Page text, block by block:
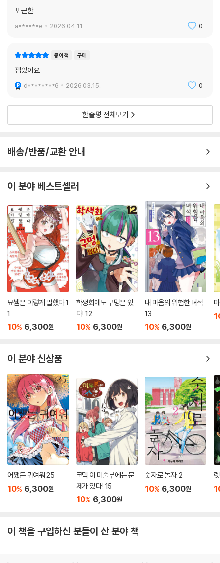
포근한.
a******e 2026.04.11. 0
종이책 구매
잼있어요
d********6 2026.03.15. 0
한줄평 전체보기
배송/반품/교환 안내
이 분야 베스트셀러
묘쌤은 이렇게 말했다 1
1
10% 6,300원
학생회에도 구멍은 있
다! 12
10% 6,300원
내 마음의 위험한 녀석
13
10% 6,300원
이 분야 신상품
어쨌든 귀여워 25
10% 6,300원
코믹 이 미술부에는 문
제가 있다! 15
10% 6,300원
숫자로 놀자. 2
10% 6,300원
이 책을 구입하신 분들이 산 분야 책